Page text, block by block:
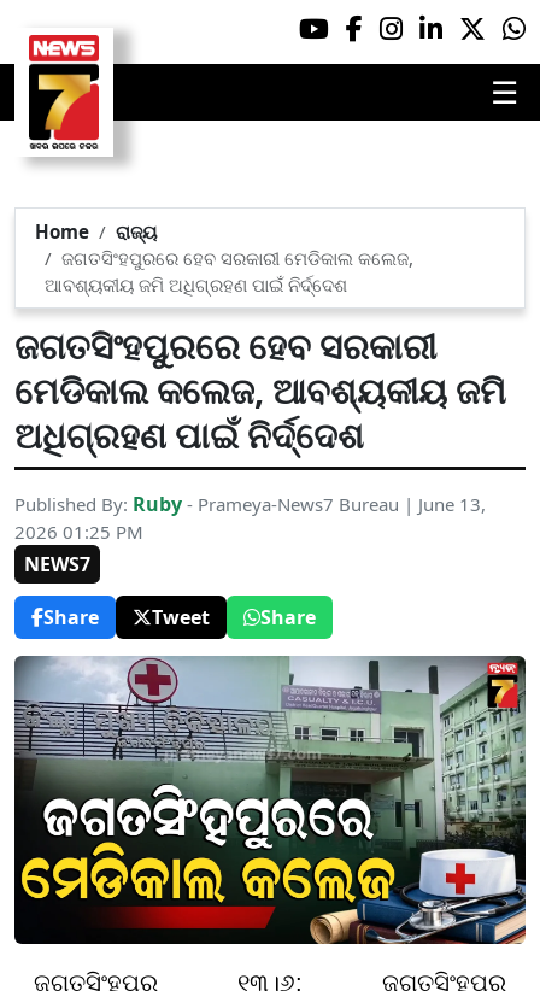
☰
Home
ରାଜ୍ୟ
ଜଗତସିଂହପୁରରେ ହେବ ସରକାରୀ ମେଡିକାଲ କଲେଜ,
ଆବଶ୍ୟକୀୟ ଜମି ଅଧିଗ୍ରହଣ ପାଇଁ ନିର୍ଦ୍ଦେଶ
ଜଗତସିଂହପୁରରେ ହେବ ସରକାରୀ
ମେଡିକାଲ କଲେଜ, ଆବଶ୍ୟକୀୟ ଜମି
ଅଧିଗ୍ରହଣ ପାଇଁ ନିର୍ଦ୍ଦେଶ
Published By: Ruby - Prameya-News7 Bureau | June 13,
2026 01:25 PM
NEWS7
Share
Tweet Share
ଜଗତସିଂହପୁର ୧୩।୬: ଜଗତସିଂହପୁର